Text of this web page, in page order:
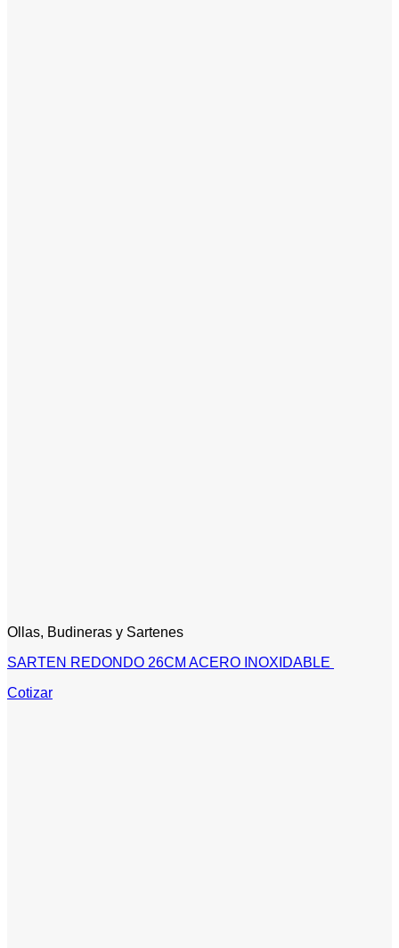
Ollas, Budineras y Sartenes
SARTEN REDONDO 26CM ACERO INOXIDABLE
Cotizar